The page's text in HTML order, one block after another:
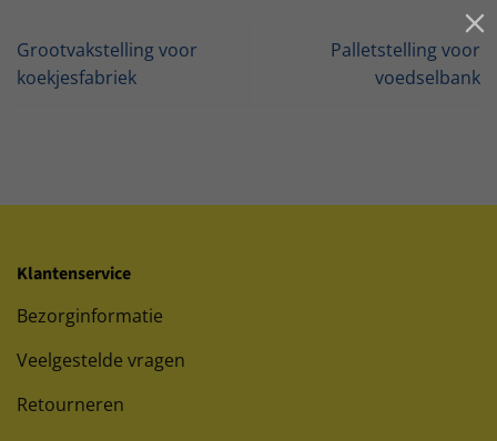
Grootvakstelling voor
koekjesfabriek
Palletstelling voor
voedselbank
Klantenservice
Bezorginformatie
Veelgestelde vragen
Retourneren